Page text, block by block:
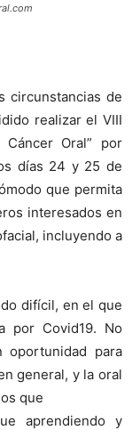
circunstancias de
realizar el VIII
Cáncer Oral” por
días 24 y 25 de
que permita
interesados en
incluyendo a
difícil, en el que
por Covid19. No
oportunidad para
general, y la oral
que
aprendiendo y